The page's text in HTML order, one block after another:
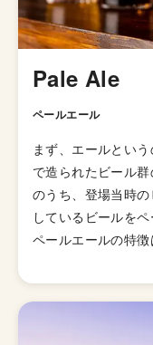
Pale Ale
ペールエール
まず、エールとい
で造られたビール
のうち、登場当時
しているビールを
ペールエールの特
が山ほどあるので
イルになっていま
ホップの香りが華